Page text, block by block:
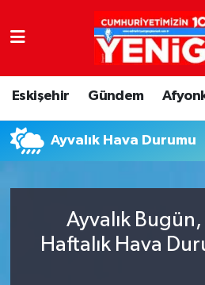
Eskişehir Gündem
Ayvalık Hava Durumu
Ayvalık Bugün,
Haftalık Hava
Nöbetçi Eczaneler
Hava Durumu
Trafik Durumu
Tüm Manşetler